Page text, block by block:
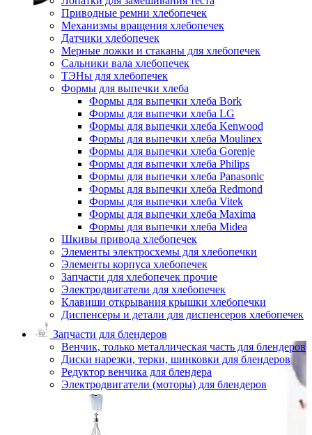
Приводные ремни хлебопечек
Механизмы вращения хлебопечек
Датчики хлебопечек
Мерные ложки и стаканы для хлебопечек
Сальники вала хлебопечек
ТЭНы для хлебопечек
Формы для выпечки хлеба
Формы для выпечки хлеба Bork
Формы для выпечки хлеба LG
Формы для выпечки хлеба Kenwood
Формы для выпечки хлеба Moulinex
Формы для выпечки хлеба Gorenje
Формы для выпечки хлеба Philips
Формы для выпечки хлеба Panasonic
Формы для выпечки хлеба Redmond
Формы для выпечки хлеба Vitek
Формы для выпечки хлеба Maxima
Формы для выпечки хлеба Midea
Шкивы привода хлебопечек
Элементы электросхемы для хлебопечки
Элементы корпуса хлебопечек
Запчасти для хлебопечек прочие
Электродвигатели для хлебопечек
Клавиши открывания крышки хлебопечки
Диспенсеры и детали для диспенсеров хлебопечек
Запчасти для блендеров
Венчик, только металлическая часть для блендеров
Диски нарезки, терки, шинковки для блендеров
Редуктор венчика для блендера
Электродвигатели (моторы) для блендеров